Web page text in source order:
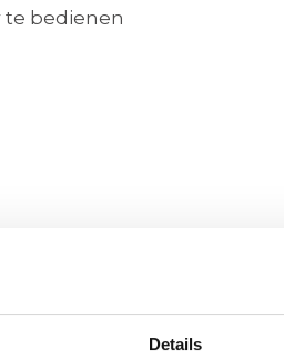
Details
te bedienen